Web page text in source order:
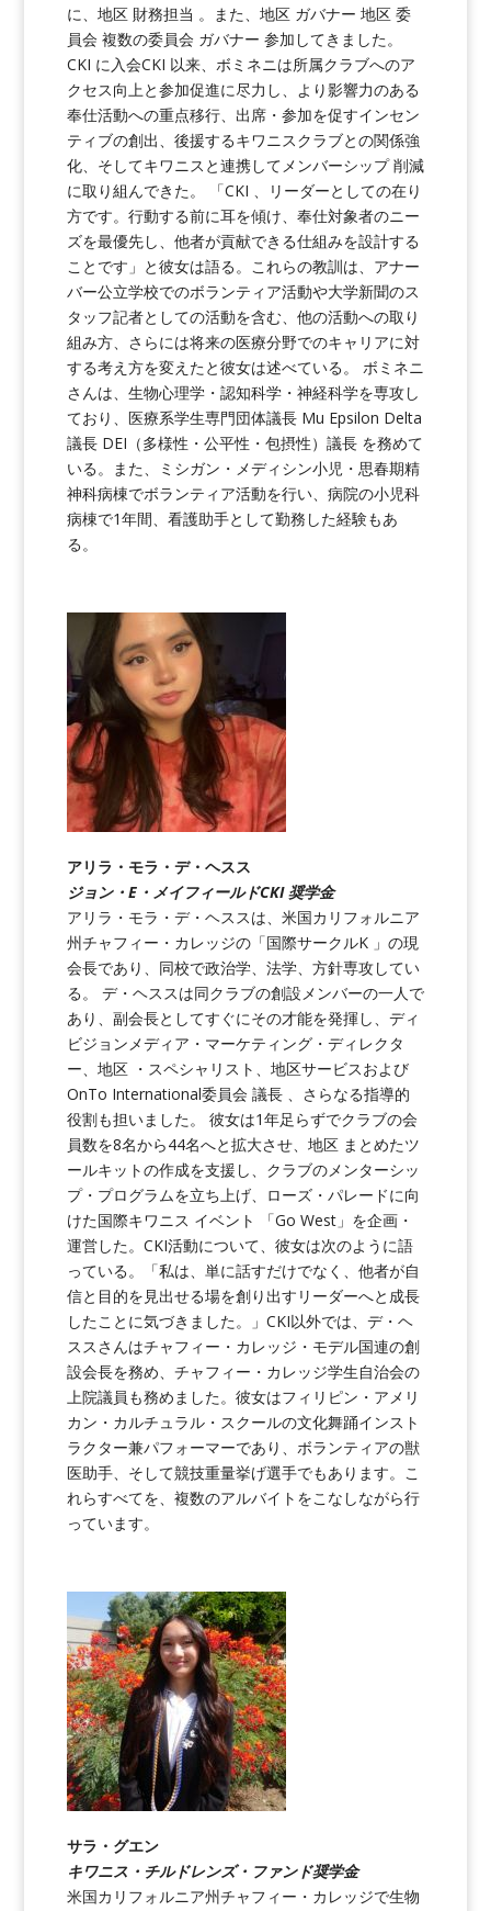
に、地区 財務担当 。また、地区 ガバナー 地区 委
員会 複数の委員会 ガバナー 参加してきました。
CKI に入会CKI 以来、ボミネニは所属クラブへのア
クセス向上と参加促進に尽力し、より影響力のある
奉仕活動への重点移行、出席・参加を促すインセン
ティブの創出、後援するキワニスクラブとの関係強
化、そしてキワニスと連携してメンバーシップ 削減
に取り組んできた。 「CKI 、リーダーとしての在り
方です。行動する前に耳を傾け、奉仕対象者のニー
ズを最優先し、他者が貢献できる仕組みを設計する
ことです」と彼女は語る。これらの教訓は、アナー
バー公立学校でのボランティア活動や大学新聞のス
タッフ記者としての活動を含む、他の活動への取り
組み方、さらには将来の医療分野でのキャリアに対
する考え方を変えたと彼女は述べている。 ボミネニ
さんは、生物心理学・認知科学・神経科学を専攻し
ており、医療系学生専門団体議長 Mu Epsilon Delta
議長 DEI（多様性・公平性・包摂性）議長 を務めて
いる。また、ミシガン・メディシン小児・思春期精
神科病棟でボランティア活動を行い、病院の小児科
病棟で1年間、看護助手として勤務した経験もあ
る。
アリラ・モラ・デ・ヘスス
ジョン・E・メイフィールドCKI 奨学金
アリラ・モラ・デ・ヘススは、米国カリフォルニア
州チャフィー・カレッジの「国際サークルK 」の現
会長であり、同校で政治学、法学、方針専攻してい
る。 デ・ヘススは同クラブの創設メンバーの一人で
あり、副会長としてすぐにその才能を発揮し、ディ
ビジョンメディア・マーケティング・ディレクタ
ー、地区 ・スペシャリスト、地区サービスおよび
OnTo International委員会 議長 、さらなる指導的
役割も担いました。 彼女は1年足らずでクラブの会
員数を8名から44名へと拡大させ、地区 まとめたツ
ールキットの作成を支援し、クラブのメンターシッ
プ・プログラムを立ち上げ、ローズ・パレードに向
けた国際キワニス イベント 「Go West」を企画・
運営した。CKI活動について、彼女は次のように語
っている。「私は、単に話すだけでなく、他者が自
信と目的を見出せる場を創り出すリーダーへと成長
したことに気づきました。」CKI以外では、デ・ヘ
ススさんはチャフィー・カレッジ・モデル国連の創
設会長を務め、チャフィー・カレッジ学生自治会の
上院議員も務めました。彼女はフィリピン・アメリ
カン・カルチュラル・スクールの文化舞踊インスト
ラクター兼パフォーマーであり、ボランティアの獣
医助手、そして競技重量挙げ選手でもあります。こ
れらすべてを、複数のアルバイトをこなしながら行
っています。
サラ・グエン
キワニス・チルドレンズ・ファンド奨学金
米国カリフォルニア州チャフィー・カレッジで生物